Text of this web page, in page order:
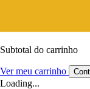
Subtotal do carrinho
Ver meu carrinho
Loading...